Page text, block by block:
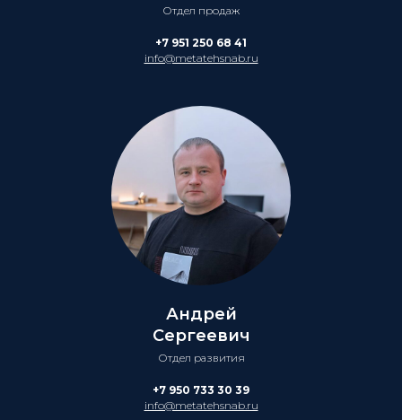
Отдел продаж
+7 951 250 68 41
info@metatehsnab.ru
Андрей
Сергеевич
Отдел развития
+7 950 733 30 39
info@metatehsnab.ru